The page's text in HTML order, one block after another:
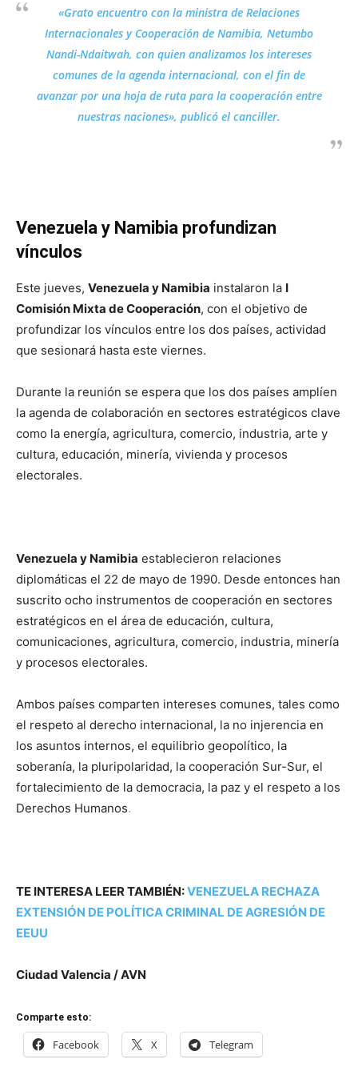
«Grato encuentro con la ministra de Relaciones
Internacionales y Cooperación de Namibia, Netumbo
Nandi-Ndaitwah, con quien analizamos los intereses
comunes de la agenda internacional, con el fin de
avanzar por una hoja de ruta para la cooperación entre
nuestras naciones», publicó el canciller.
Venezuela y Namibia profundizan
vínculos
Este jueves, Venezuela y Namibia instalaron la I
Comisión Mixta de Cooperación, con el objetivo de
profundizar los vínculos entre los dos países, actividad
que sesionará hasta este viernes.
Durante la reunión se espera que los dos países amplíen
la agenda de colaboración en sectores estratégicos clave
como la energía, agricultura, comercio, industria, arte y
cultura, educación, minería, vivienda y procesos
electorales.
Venezuela y Namibia establecieron relaciones
diplomáticas el 22 de mayo de 1990. Desde entonces han
suscrito ocho instrumentos de cooperación en sectores
estratégicos en el área de educación, cultura,
comunicaciones, agricultura, comercio, industria, minería
y procesos electorales.
Ambos países comparten intereses comunes, tales como
el respeto al derecho internacional, la no injerencia en
los asuntos internos, el equilibrio geopolítico, la
soberanía, la pluripolaridad, la cooperación Sur-Sur, el
fortalecimiento de la democracia, la paz y el respeto a los
Derechos Humanos.
TE INTERESA LEER TAMBIÉN:VENEZUELA RECHAZA
EXTENSIÓN DE POLÍTICA CRIMINAL DE AGRESIÓN DE
EEUU
Ciudad Valencia / AVN
Comparte esto:
Facebook X Telegram